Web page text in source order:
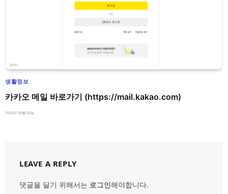
생활정보
카카오 메일 바로가기 (https://mail.kakao.com)
2026년 08월 03일
LEAVE A REPLY
댓글을 달기 위해서는 로그인해야합니다.